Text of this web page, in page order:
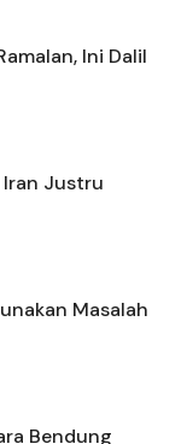
Ini Dalil
Iran Justru
Masalah
Bendung